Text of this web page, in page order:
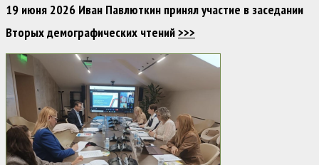
19 июня 2026 Иван Павлюткин принял участие в заседании
Вторых демографических чтений>>>